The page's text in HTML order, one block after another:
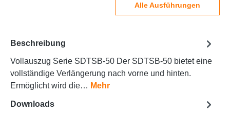
Alle Ausführungen
Beschreibung
Vollauszug Serie SDTSB-50 Der SDTSB-50 bietet eine
vollständige Verlängerung nach vorne und hinten.
Ermöglicht wird die… Mehr
Downloads